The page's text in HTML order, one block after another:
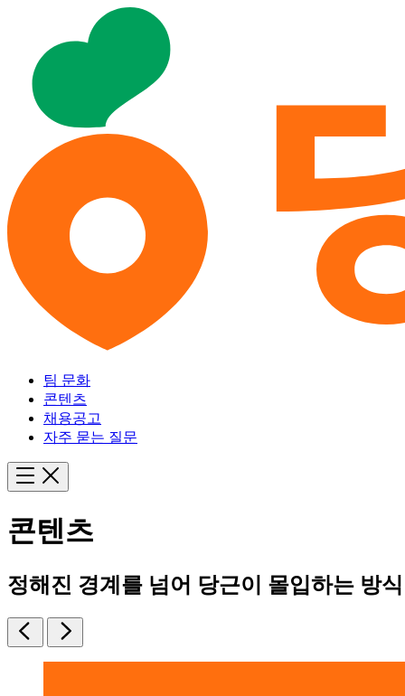
팀 문화
콘텐츠
채용공고
자주 묻는 질문
콘텐츠
정해진 경계를 넘어 당근이 몰입하는 방식